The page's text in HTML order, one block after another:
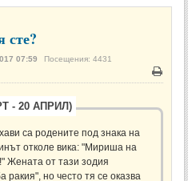
сте?
07:59 Посещения: 4431
Печат
- 20 АПРИЛ)
са родените под знака на
отколе вика: "Мириша на
Жената от тази зодия
ракия", но често тя се оказва